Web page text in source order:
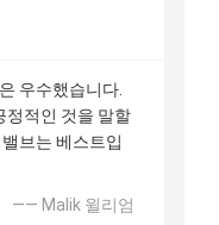
우수했습니다.
정적인 것을 말할
브는 베스트입
—— Malik 윌리엄